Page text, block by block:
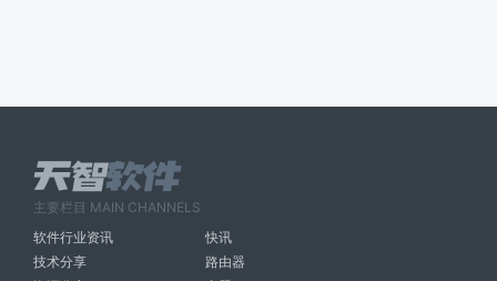
主要栏目 MAIN CHANNELS
软件行业资讯
快讯
技术分享
路由器